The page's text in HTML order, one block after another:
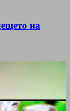
на